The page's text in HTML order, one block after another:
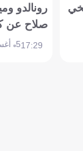
رونالدو
صلاح عن
17:295 أغسطس 2026